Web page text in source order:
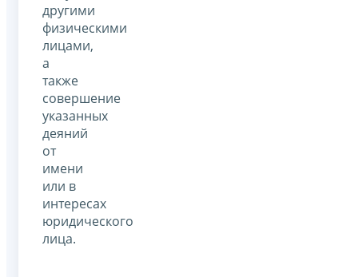
другими
физическими
лицами,
а
также
совершение
указанных
деяний
от
имени
или в
интересах
юридического
лица.